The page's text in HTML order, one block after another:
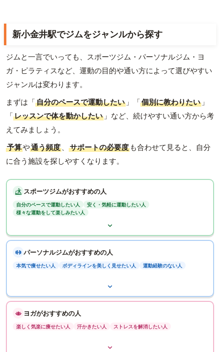
新小金井駅でジムをジャンルから探す
ジムと一言でいっても、スポーツジム・パーソナルジム・ヨ
ガ・ピラティスなど、運動の目的や通い方によって選びやすい
ジャンルは変わります。
まずは「自分のペースで運動したい 」「個別に教わりたい 」
「レッスンで体を動かしたい 」など、続けやすい通い方から考
えてみましょう。
予算や通う頻度 、 サポートの必要度 も合わせて見ると、自分
に合う施設を探しやすくなります。
スポーツジムがおすすめの人
自分のペースで運動したい人
安く・気軽に運動したい人
様々な運動をして楽しみたい人
パーソナルジムがおすすめの人
本気で痩せたい人 ボディラインを美しく見せたい人 運動経験のない人
ヨガがおすすめの人
楽しく気楽に痩せたい人 汗かきたい人 ストレスを解消したい人